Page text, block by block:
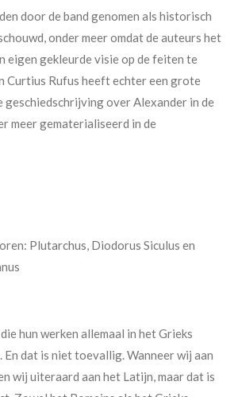
door de band genomen als historisch
onder meer omdat de auteurs het
eigen gekleurde visie op de feiten te
Curtius Rufus heeft echter een grote
geschiedschrijving over Alexander in de
meer gematerialiseerd in de
Plutarchus, Diodorus Siculus en
hun werken allemaal in het Grieks
En dat is niet toevallig. Wanneer wij aan
wij uiteraard aan het Latijn, maar dat is